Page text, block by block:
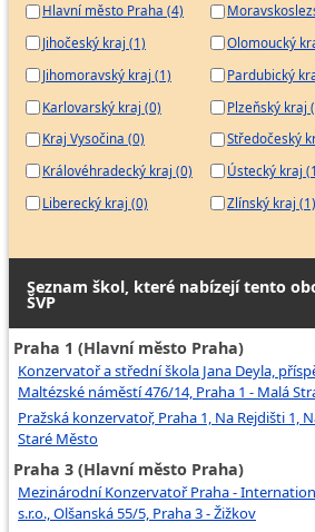
Hlavní město Praha (4)
Jihočeský kraj (1)
Jihomoravský kraj (1)
Karlovarský kraj (0)
Kraj Vysočina (0)
Královéhradecký kraj (0)
Liberecký kraj (0)
Olomoucký
Pardubický
Plzeňský kraj
Středočeský
Ústecký kraj
Zlínský kraj (1)
Seznam škol, které nabízejí tento
ŠVP
Praha 1 (Hlavní město Praha)
Konzervatoř a střední škola Jana Deyla,
Maltézské náměstí 476/14, Praha 1 - Malá
Pražská konzervatoř, Praha 1, Na Rejdišti 1,
Staré Město
Praha 3 (Hlavní město Praha)
Mezinárodní Konzervatoř Praha -
s.r.o., Olšanská 55/5, Praha 3 - Žižkov